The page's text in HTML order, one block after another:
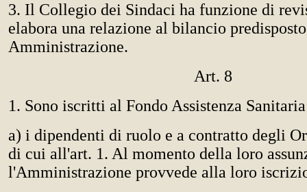
3. Il Collegio dei Sindaci ha funzione di
elabora una relazione al bilancio
Amministrazione.
Art. 8
1. Sono iscritti al Fondo Assistenza
a) i dipendenti di ruolo e a contratto degli
di cui all'art. 1. Al momento della loro
l'Amministrazione provvede alla loro